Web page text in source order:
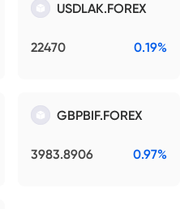
USDLAK.FOREX
22470 0.19%
GBPBIF.FOREX
3983.8906 0.97%